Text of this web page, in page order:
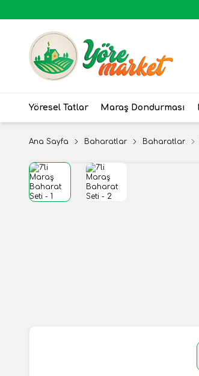
Yöresel Tatlar Maraş Dondurması
Ana Sayfa Baharatlar Baharatlar